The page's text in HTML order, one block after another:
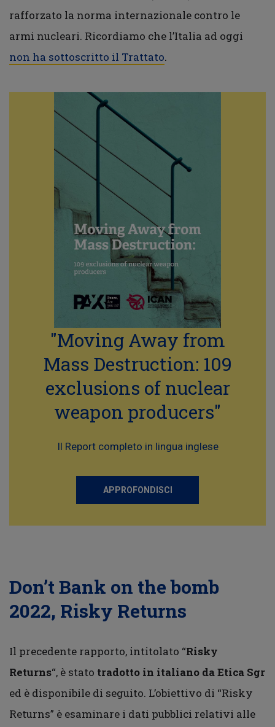
rafforzato la norma internazionale contro le
armi nucleari. Ricordiamo che l’Italia ad oggi
non ha sottoscritto il Trattato.
"Moving Away from
Mass Destruction: 109
exclusions of nuclear
weapon producers"
Il Report completo in lingua inglese
APPROFONDISCI
Don’t Bank on the bomb
2022, Risky Returns
Il precedente rapporto, intitolato “Risky
Returns“, è stato tradotto in italiano da Etica Sgr
ed è disponibile di seguito. L’obiettivo di “Risky
Returns” è esaminare i dati pubblici relativi alle